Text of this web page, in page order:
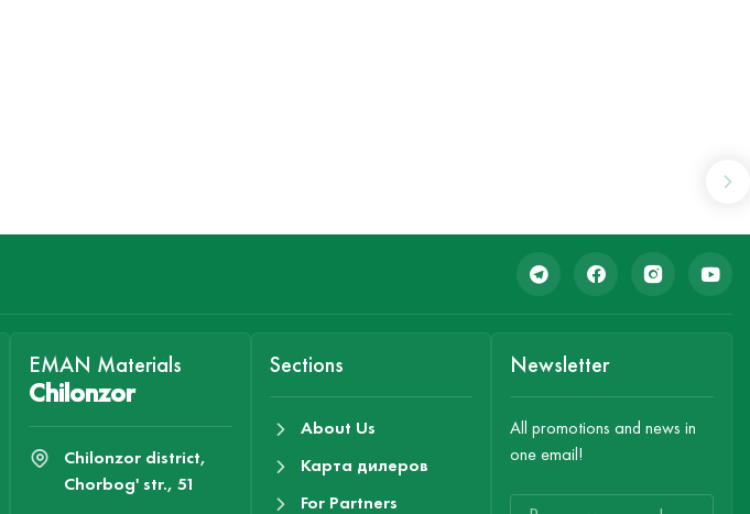
EMAN Materials
Chilonzor
Chilonzor district,
Chorbog' str., 51
Sections
About Us
Карта дилеров
For Partners
Newsletter
All promotions and news in
one email!